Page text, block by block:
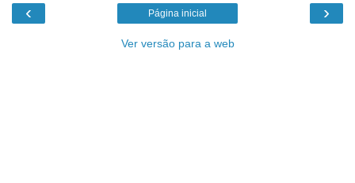
‹ ›
Página inicial
Ver versão para a web